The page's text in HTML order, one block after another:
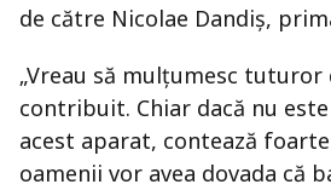
de către Nicolae Dandiș,
„Vreau să mulțumesc tuturor
contribuit. Chiar dacă nu
acest aparat, contează
oamenii vor avea dovada că